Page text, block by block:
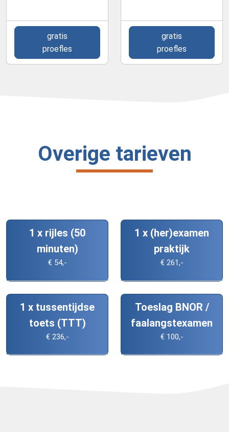
gratis
proefles
gratis
proefles
Overige tarieven
1 x rijles (50
minuten)
€ 54,-
1 x (her)examen
praktijk
€ 261,-
1 x tussentijdse
toets (TTT)
€ 236,-
Toeslag BNOR /
faalangstexamen
€ 100,-